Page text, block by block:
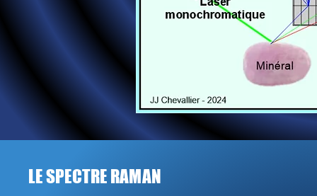
LE SPECTRE RAMAN